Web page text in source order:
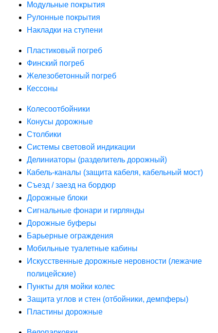
Модульные покрытия
Рулонные покрытия
Накладки на ступени
Пластиковый погреб
Финский погреб
Железобетонный погреб
Кессоны
Колесоотбойники
Конусы дорожные
Столбики
Системы световой индикации
Делиниаторы (разделитель дорожный)
Кабель-каналы (защита кабеля, кабельный мост)
Съезд / заезд на бордюр
Дорожные блоки
Сигнальные фонари и гирлянды
Дорожные буферы
Барьерные ограждения
Мобильные туалетные кабины
Искусственные дорожные неровности (лежачие
полицейские)
Пункты для мойки колес
Защита углов и стен (отбойники, демпферы)
Пластины дорожные